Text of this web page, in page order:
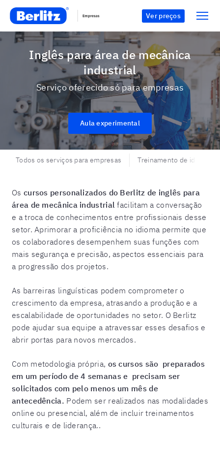
Ver preços
Inglês para área de mecânica
industrial
Serviço oferecido só para empresas
Aula experimental
Todos os serviços para empresas Treinamento de idiomas
Os cursos personalizados do Berlitz de inglês para
área de mecânica industrialfacilitam a conversação
e a troca de conhecimentos entre profissionais desse
setor. Aprimorar a proficiência no idioma permite que
os colaboradores desempenhem suas funções com
mais segurança e precisão, aspectos essenciais para
a progressão dos projetos.
As barreiras linguísticas podem comprometer o
crescimento da empresa, atrasando a produção e a
escalabilidade de oportunidades no setor. O Berlitz
pode ajudar sua equipe a atravessar esses desafios e
abrir portas para novos mercados.
Com metodologia própria, os cursos são preparados
em um período de 4 semanas e precisam ser
solicitados com pelo menos um mês de
antecedência. Podem ser realizados nas modalidades
online ou presencial, além de incluir treinamentos
culturais e de liderança..